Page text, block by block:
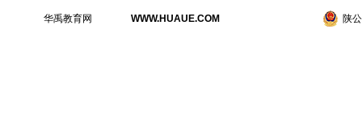
华禹教育网 WWW.HUAUE.COM 陕